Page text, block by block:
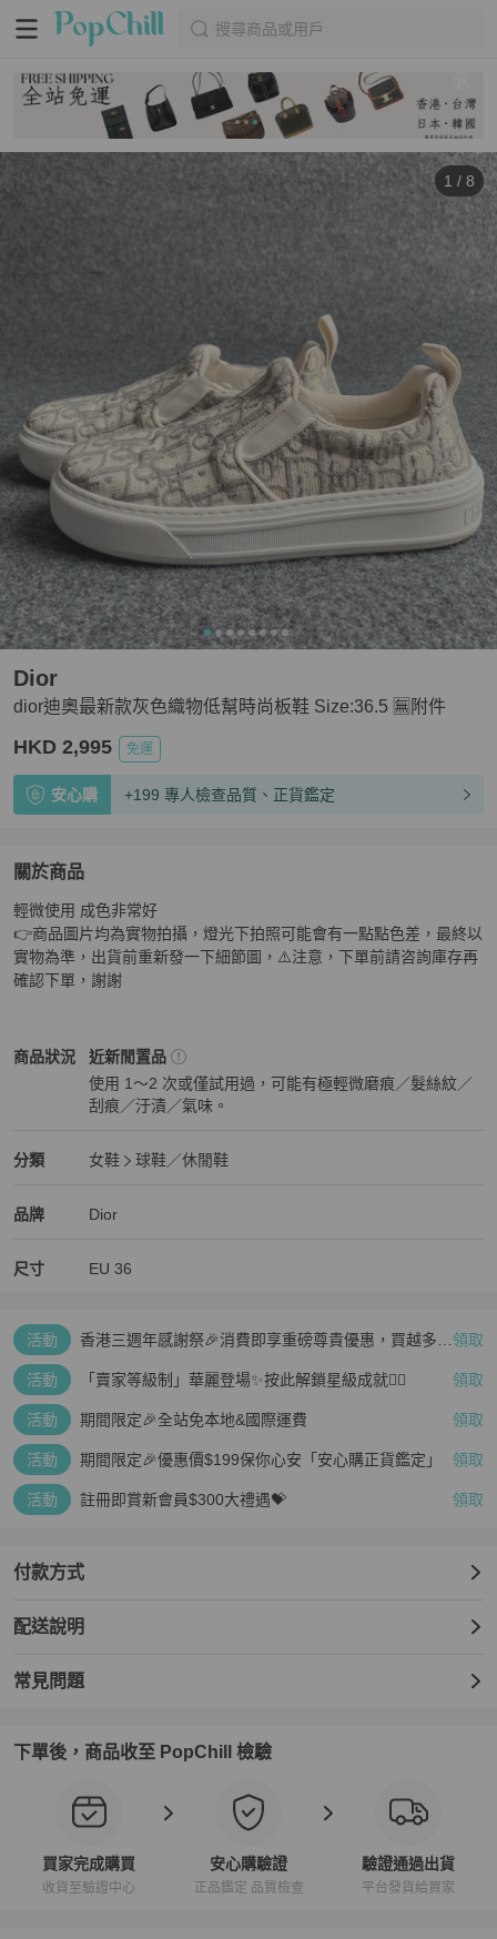
搜尋商品或用戶
1 / 8
dior迪奧最新款灰色織物低幫時尚板鞋 Size:36.5 🈚附件
Dior
HKD 2,995 免運
安心購 +199 專人檢查品質、正貨鑑定
關於商品
關於dior迪奧最新款灰色織物低幫時尚板鞋 Size:36.5 🈚附件
輕微使用 成色非常好
👉商品圖片均為實物拍攝，燈光下拍照可能會有一點點色差，最終以
實物為準，出貨前重新發一下細節圖，⚠️注意，下單前請咨詢庫存再
確認下單，謝謝
商品狀況
Dior女鞋商品狀態與細節
近新閒置品
使用 1～2 次或僅試用過，可能有極輕微磨痕／髮絲紋／
刮痕／汙漬／氣味。
分類
Dior女鞋 分類資訊
女鞋
球鞋／休閒鞋
品牌
Dior精品 女鞋品牌介紹
Dior
Dior推薦清單
尺寸 EU 36
活動
香港三週年感謝祭🎉消費即享重磅尊貴優惠，買越多、 領取
活動 「賣家等級制」華麗登場✨按此解鎖星級成就👆🏻 領取
活動 期間限定🎉全站免本地&國際運費 領取
活動 期間限定🎉優惠價$199保你心安「安心購正貨鑑定」 領取
活動 註冊即賞新會員$300大禮遇💝 領取
付款方式
配送說明
常見問題
下單後，商品收至 PopChill 檢驗
買家完成購買
收貨至驗證中心
安心購驗證
正品鑑定 品質檢查
驗證通過出貨
平台發貨給買家